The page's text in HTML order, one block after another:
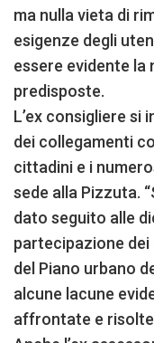
ma nulla vieta di
esigenze degli
essere evidente la
predisposte.
L’ex consigliere si
dei collegamenti
cittadini e i
sede alla Pizzuta.
dato seguito alle
partecipazione
del Piano urbano
alcune lacune
affrontate e